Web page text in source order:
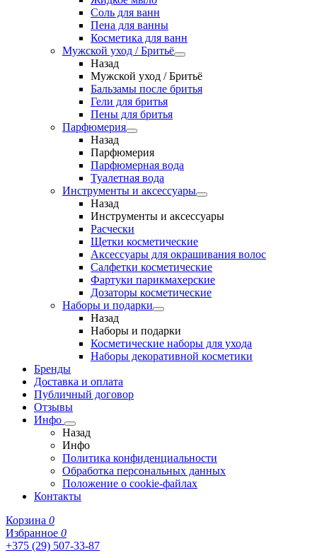
Соль для ванн
Пена для ванны
Косметика для ванн
Мужской уход / Бритьё
Назад
Мужской уход / Бритьё
Бальзамы после бритья
Гели для бритья
Пены для бритья
Парфюмерия
Назад
Парфюмерия
Парфюмерная вода
Туалетная вода
Инструменты и аксессуары
Назад
Инструменты и аксессуары
Расчески
Щетки косметические
Аксессуары для окрашивания волос
Салфетки косметические
Фартуки парикмахерские
Дозаторы косметические
Наборы и подарки
Назад
Наборы и подарки
Косметические наборы для ухода
Наборы декоративной косметики
Бренды
Доставка и оплата
Публичный договор
Отзывы
Инфо
Назад
Инфо
Политика конфиденциальности
Обработка персональных данных
Положение о cookie-файлах
Контакты
Корзина 0
Избранное 0
+375 (29) 507-33-87